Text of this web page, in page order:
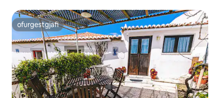
ofurgestgjafi
ofurgestgjafi